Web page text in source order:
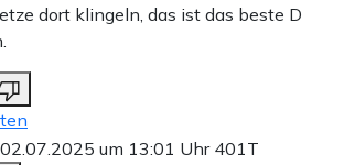
dort klingeln, das ist das beste D
02.07.2025 um 13:01 Uhr 401T